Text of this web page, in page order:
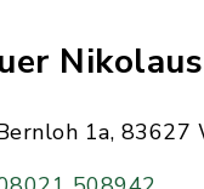
1a, 83627